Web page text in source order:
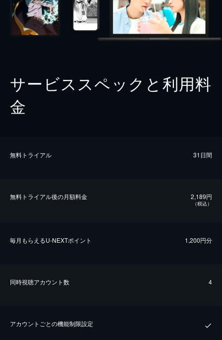
サービススペックと利用料
金
無料トライアル 31日間
無料トライアル後の⽉額料金 2,189円
（税込）
毎⽉もらえるU-NEXTポイント 1,200円分
同時視聴アカウント数 4
アカウントごとの機能制限設定